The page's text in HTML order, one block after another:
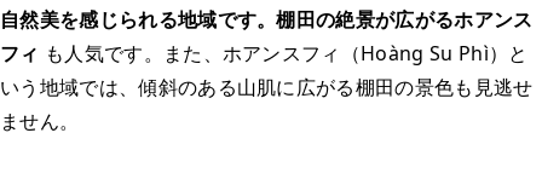
自然美を感じられる地域です。棚田の絶景が広がるホアンス
フィ も人気です。また、ホアンスフィ（Hoàng Su Phì）と
いう地域では、傾斜のある山肌に広がる棚田の景色も見逃せ
ません。